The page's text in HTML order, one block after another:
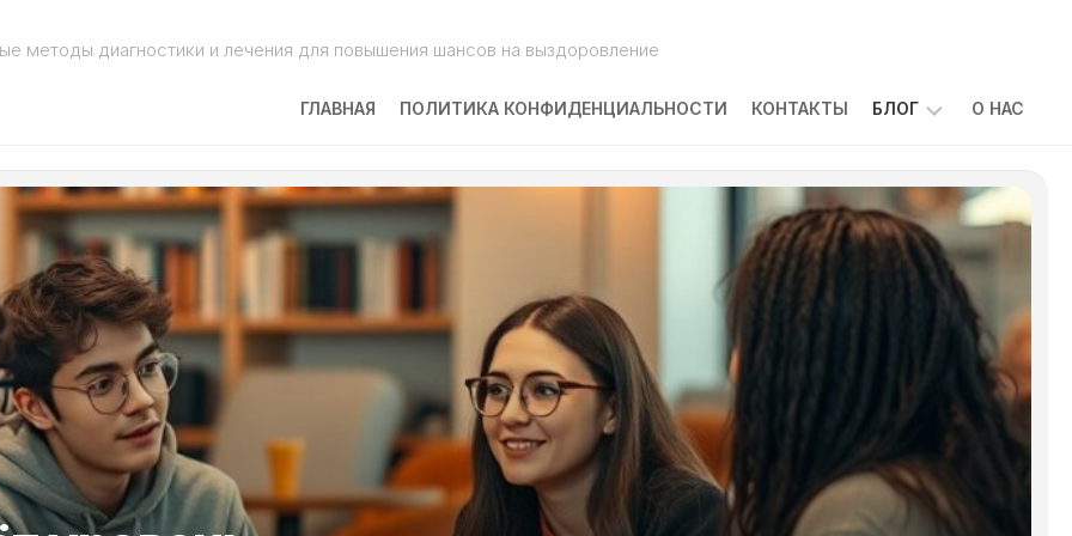
методы диагностики и лечения для повышения шансов на выздоровление
ГЛАВНАЯ ПОЛИТИКА КОНФИДЕНЦИАЛЬНОСТИ КОНТАКТЫ БЛОГ
ПОБОЧНЫЕ
ЭФФЕКТЫ
ЛЕЧЕНИЯ
РАКА:
ЧТО
ОЖИДАТЬ
СПРАВЛЯТЬСЯ
КАКОВЫ
ПРИЧИНЫ
ЗАБОЛЕВАНИЯ
О НАС